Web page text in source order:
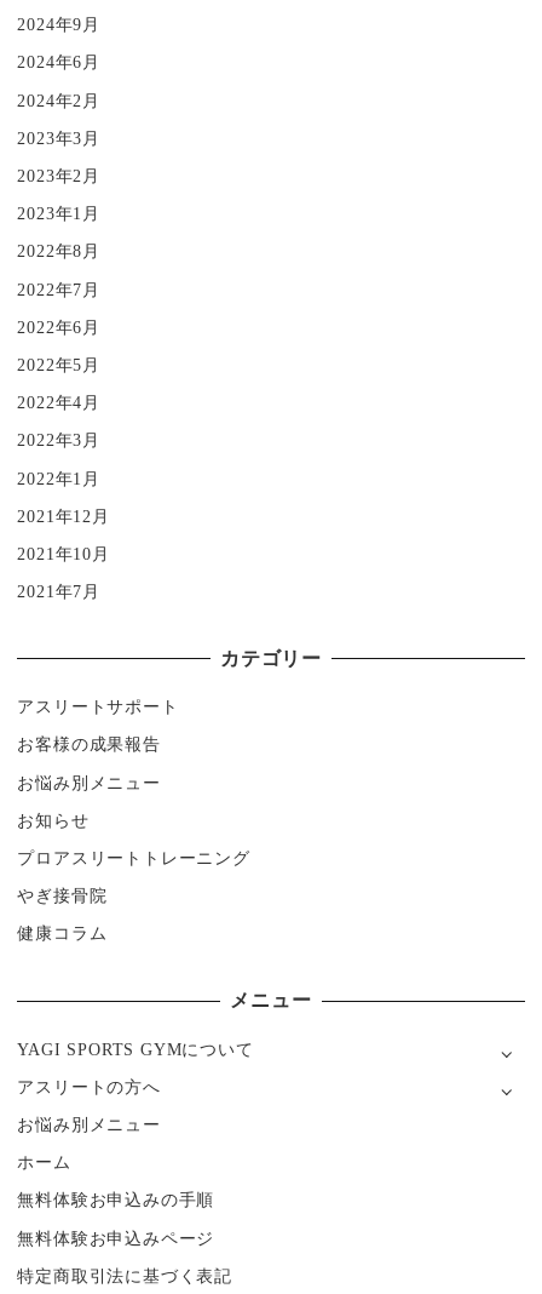
2024年9月
2024年6月
2024年2月
2023年3月
2023年2月
2023年1月
2022年8月
2022年7月
2022年6月
2022年5月
2022年4月
2022年3月
2022年1月
2021年12月
2021年10月
2021年7月
カテゴリー
アスリートサポート
お客様の成果報告
お悩み別メニュー
お知らせ
プロアスリートトレーニング
やぎ接骨院
健康コラム
メニュー
YAGI SPORTS GYMについて
アスリートの方へ
お悩み別メニュー
ホーム
無料体験お申込みの手順
無料体験お申込みページ
特定商取引法に基づく表記